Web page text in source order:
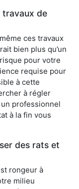
travaux de
ces travaux
bien plus qu’un
pour votre
requise pour
à cette
à régler
professionnel
à la fin vous
des rats et
rongeur à
milieu